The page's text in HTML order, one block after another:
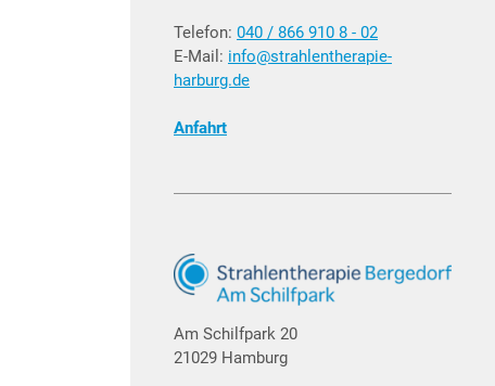
Telefon: 040 / 866 910 8 - 02
E-Mail: info@strahlentherapie-
harburg.de
Anfahrt
Am Schilfpark 20
21029 Hamburg